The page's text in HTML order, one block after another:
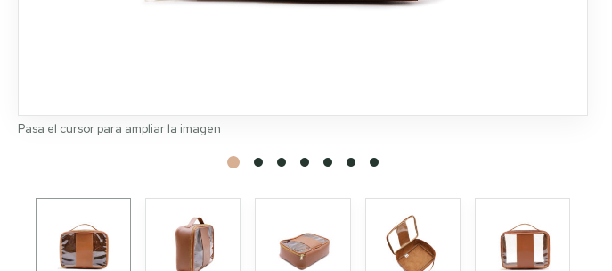
Pasa el cursor para ampliar la imagen